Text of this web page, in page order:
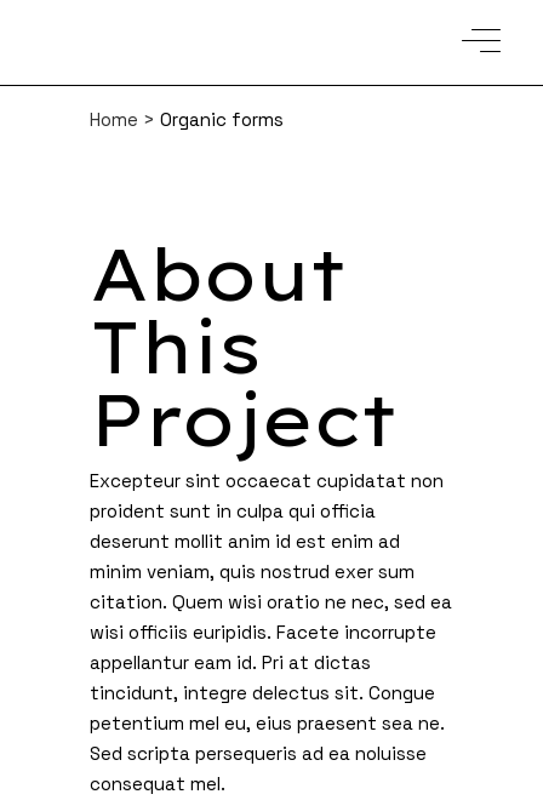
Home > Organic forms
About
This
Project
Excepteur sint occaecat cupidatat non
proident sunt in culpa qui officia
deserunt mollit anim id est enim ad
minim veniam, quis nostrud exer sum
citation. Quem wisi oratio ne nec, sed ea
wisi officiis euripidis. Facete incorrupte
appellantur eam id. Pri at dictas
tincidunt, integre delectus sit. Congue
petentium mel eu, eius praesent sea ne.
Sed scripta persequeris ad ea noluisse
consequat mel.